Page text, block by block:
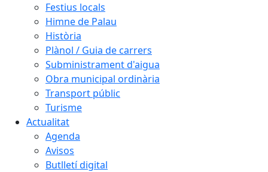
Festius locals
Himne de Palau
Història
Plànol / Guia de carrers
Subministrament d'aigua
Obra municipal ordinària
Transport públic
Turisme
Actualitat
Agenda
Avisos
Butlletí digital